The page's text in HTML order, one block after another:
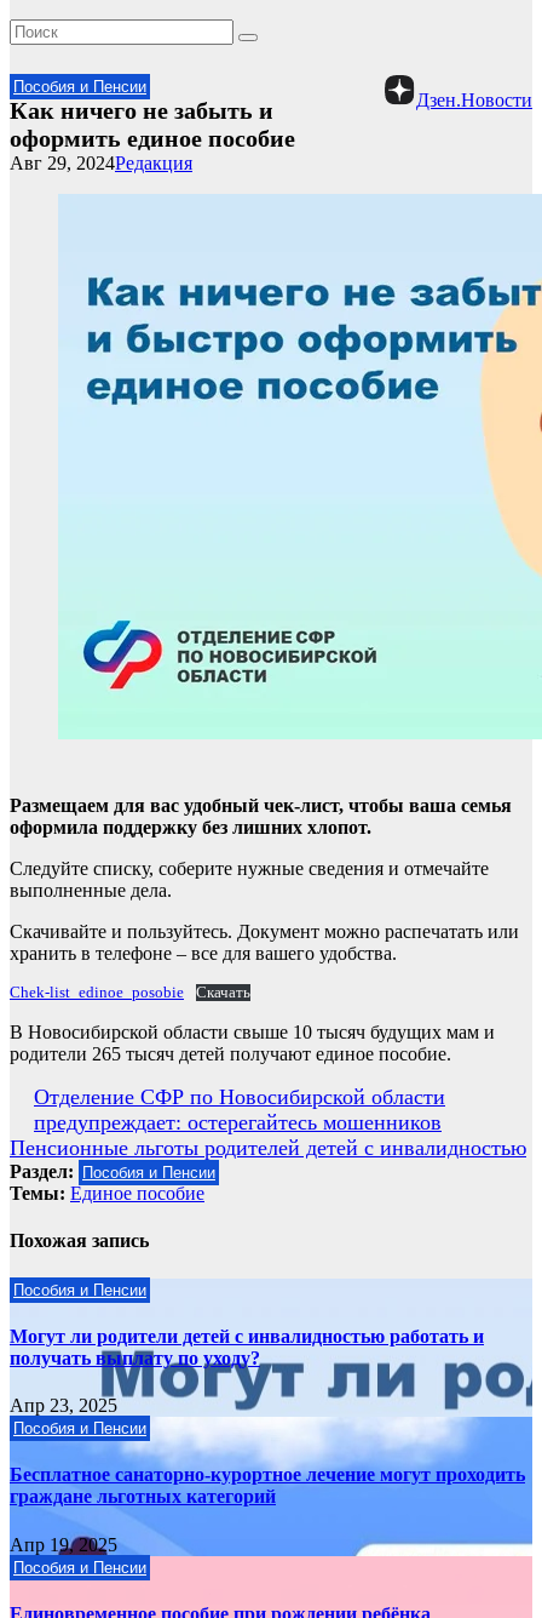
Пособия и Пенсии
Дзен.Новости
Как ничего не забыть и
оформить единое пособие
Редакция
Авг 29, 2024
Размещаем для вас удобный чек-лист, чтобы ваша семья
оформила поддержку без лишних хлопот.
Следуйте списку, соберите нужные сведения и отмечайте
выполненные дела.
Скачивайте и пользуйтесь. Документ можно распечатать или
хранить в телефоне – все для вашего удобства.
Chek-list_edinoe_posobie Скачать
В Новосибирской области свыше 10 тысяч будущих мам и
родители 265 тысяч детей получают единое пособие.
Навигация
по
записям
Отделение СФР по Новосибирской области
предупреждает: остерегайтесь мошенников
Пенсионные льготы родителей детей с инвалидностью
Раздел: Пособия и Пенсии
Темы: Единое пособие
Похожая запись
Пособия и Пенсии
Могут ли родители детей с инвалидностью работать и
получать выплату по уходу?
Апр 23, 2025
Пособия и Пенсии
Бесплатное санаторно-курортное лечение могут проходить
граждане льготных категорий
Апр 19, 2025
Пособия и Пенсии
Единовременное пособие при рождении ребёнка